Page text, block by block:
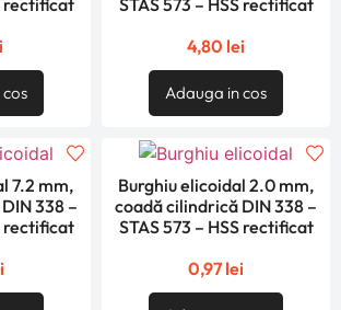
rectificat
STAS 573 – HSS rectificat
4,80 lei
Adauga in cos
7.2 mm,
338 –
rectificat
Burghiu elicoidal 2.0 mm,
coadă cilindrică DIN 338 –
STAS 573 – HSS rectificat
0,97 lei